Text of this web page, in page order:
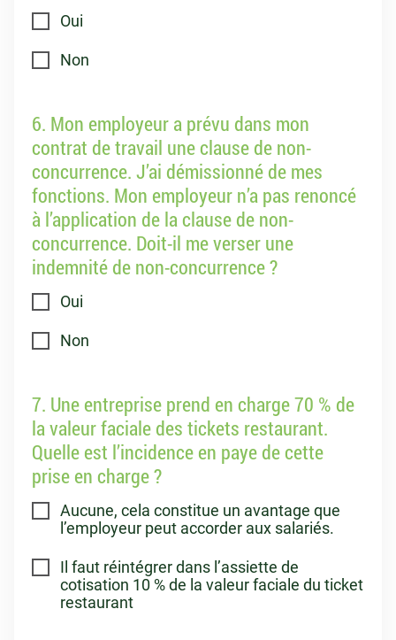
Oui
Non
6. Mon employeur a prévu dans mon
contrat de travail une clause de non-
concurrence. J’ai démissionné de mes
fonctions. Mon employeur n’a pas renoncé
à l’application de la clause de non-
concurrence. Doit-il me verser une
indemnité de non-concurrence ?
Oui
Non
7. Une entreprise prend en charge 70 % de
la valeur faciale des tickets restaurant.
Quelle est l’incidence en paye de cette
prise en charge ?
Aucune, cela constitue un avantage que
l’employeur peut accorder aux salariés.
Il faut réintégrer dans l’assiette de
cotisation 10 % de la valeur faciale du ticket
restaurant